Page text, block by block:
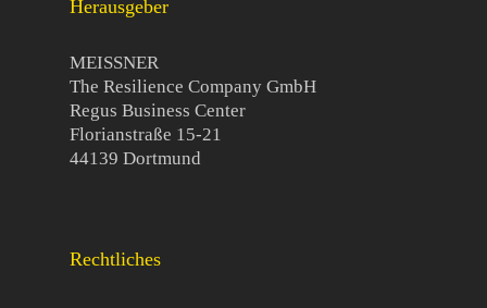
Herausgeber
MEISSNER
The Resilience Company GmbH
Regus Business Center
Florianstraße 15-21
44139 Dortmund
Rechtliches